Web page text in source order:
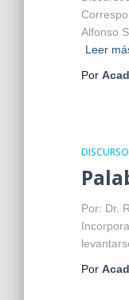
Alfonso
Leer
Por
Por: Dr.
Por